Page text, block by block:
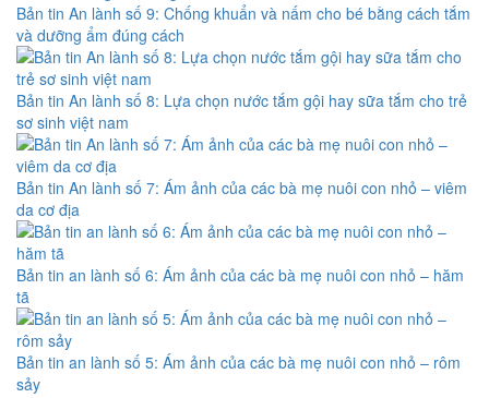
Bản tin An lành số 9: Chống khuẩn và nấm cho bé bằng cách tắm
và dưỡng ẩm đúng cách
Bản tin An lành số 8: Lựa chọn nước tắm gội hay sữa tắm cho trẻ
sơ sinh việt nam
Bản tin An lành số 7: Ám ảnh của các bà mẹ nuôi con nhỏ – viêm
da cơ địa
Bản tin an lành số 6: Ám ảnh của các bà mẹ nuôi con nhỏ – hăm
tã
Bản tin an lành số 5: Ám ảnh của các bà mẹ nuôi con nhỏ – rôm
sảy